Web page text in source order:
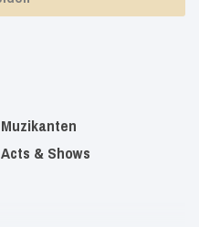
Muzikanten
Acts & Shows